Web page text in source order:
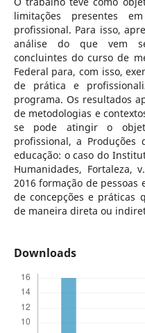
limitações presentes
profissional. Para isso,
análise do que vem
concluintes do curso de
Federal para, com isso,
de prática e
programa. Os resultados
de metodologias e
se pode atingir o
profissional, a Produções
educação: o caso do
Humanidades, Fortaleza,
2016 formação de pessoas
de concepções e práticas
de maneira direta ou
Downloads